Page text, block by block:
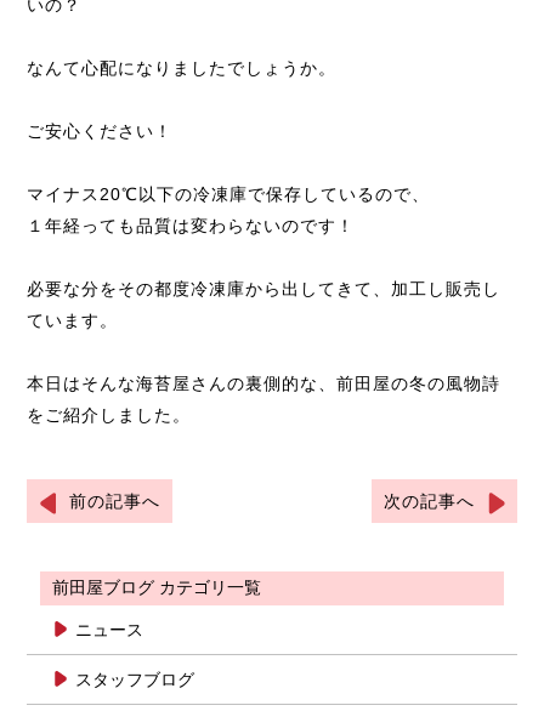
いの？
なんて心配になりましたでしょうか。
ご安心ください！
マイナス20℃以下の冷凍庫で保存しているので、
１年経っても品質は変わらないのです！
必要な分をその都度冷凍庫から出してきて、加工し販売し
ています。
本日はそんな海苔屋さんの裏側的な、前田屋の冬の風物詩
をご紹介しました。
前の記事へ 次の記事へ
前田屋ブログ カテゴリ一覧
ニュース
スタッフブログ